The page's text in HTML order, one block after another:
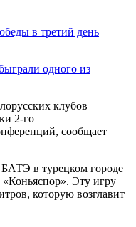
в третий день
одного из
клубов
2-го
сообщает
в турецком городе
Эту игру
которую возглавит